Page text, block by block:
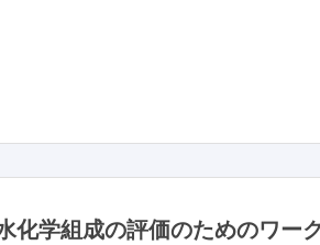
化学組成の評価のためのワー